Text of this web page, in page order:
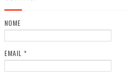
NOME
EMAIL *